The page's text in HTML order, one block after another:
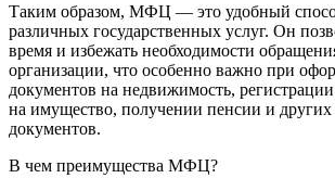
Таким образом, МФЦ — это удобный
различных государственных услуг. Он
время и избежать необходимости
организации, что особенно важно при
документов на недвижимость,
на имущество, получении пенсии и
документов.
В чем преимущества МФЦ?